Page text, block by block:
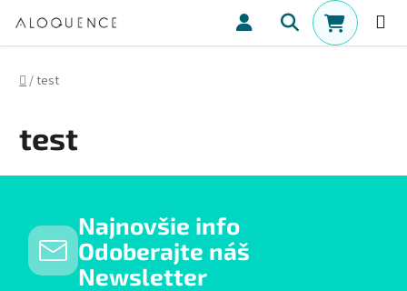
Hľadať
Domov
/test
test
Najnovšie info
Odoberajte náš
Newsletter